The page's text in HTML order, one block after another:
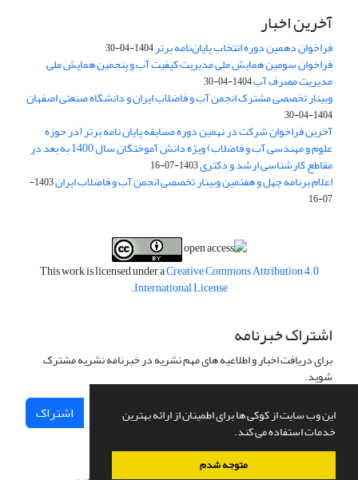
این وب سایت از کوکی ها برای اطمینان از ارائه بهترین
خدمات استفاده می کند.
متوجه شدم
آخرین اخبار
فراخوان دهمین دوره انتخاب پایان‌نامه برتر1404-04-30
فراخوان سومین همایش ملی مدیریت کیفیت آب و پنجمین همایش ملی
مدیریت مصرف آب1404-04-30
وبینار تخصصی مشترک انجمن آب و فاضلاب ایران و دانشگاه صنعتی اصفهان
1404-04-30
آخرین فراخوان شرکت در نهمین دوره مسابقه پایان نامه برتر (در حوزه
علوم و مهندسی آب و فاضلاب) ویژه دانش آموختگان سال 1400 به بعد در
مقاطع کارشناسی ارشد و دکتری1403-07-16
اعلام برنامه چهل و هفتمین وبینار تخصصی انجمن آب و فاضلاب ایران
1403-
07-16
This work is licensed under aCreative Commons Attribution 4.0
International License
.
اشتراک خبرنامه
برای دریافت اخبار و اطلاعیه های مهم نشریه در خبرنامه نشریه مشترک
شوید.
اشتراک